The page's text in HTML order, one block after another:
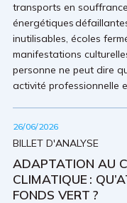
transports en
énergétiques
inutilisables, écoles
manifestations
personne ne peut dire
activité professionnelle
26/06/2026
BILLET D'ANALYSE
ADAPTATION AU
CLIMATIQUE :
FONDS VERT ?